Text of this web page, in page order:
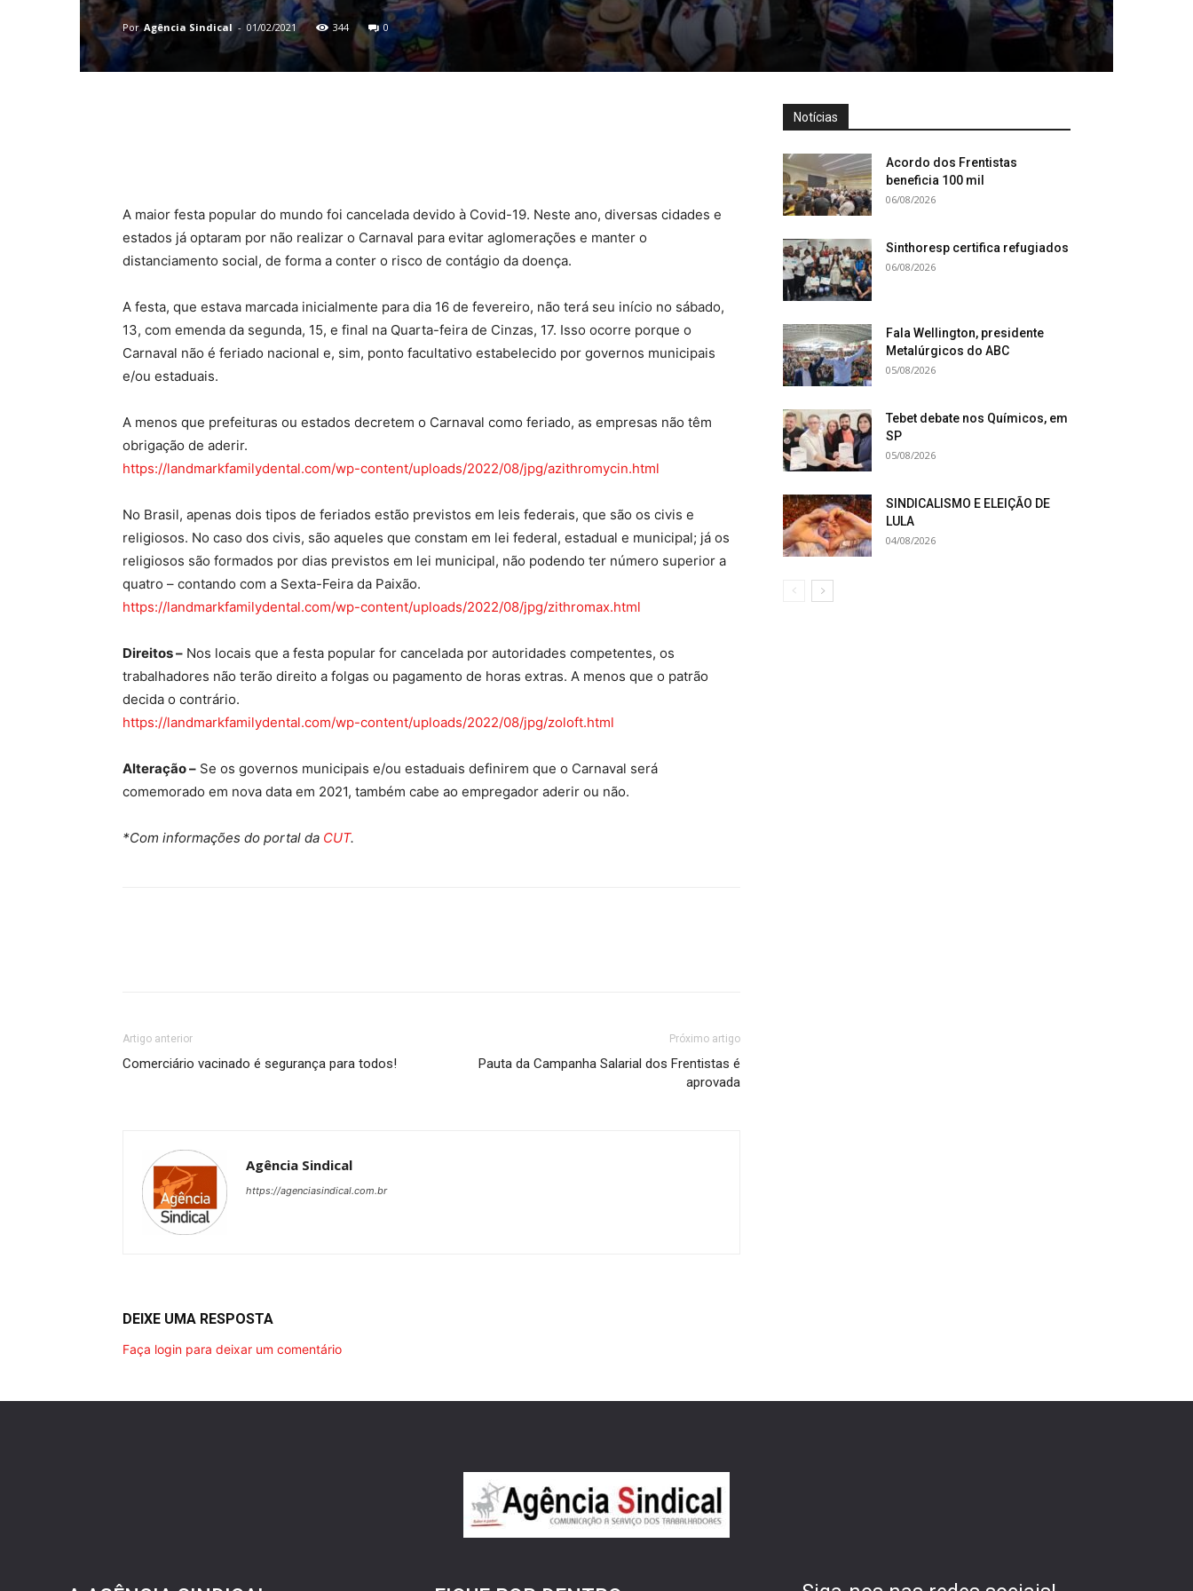
Por Agência Sindical - 01/02/2021 344 0
A maior festa popular do mundo foi cancelada devido à Covid-19. Neste ano, diversas cidades e
estados já optaram por não realizar o Carnaval para evitar aglomerações e manter o
distanciamento social, de forma a conter o risco de contágio da doença.
A festa, que estava marcada inicialmente para dia 16 de fevereiro, não terá seu início no sábado,
13, com emenda da segunda, 15, e final na Quarta-feira de Cinzas, 17. Isso ocorre porque o
Carnaval não é feriado nacional e, sim, ponto facultativo estabelecido por governos municipais
e/ou estaduais.
A menos que prefeituras ou estados decretem o Carnaval como feriado, as empresas não têm
obrigação de aderir.
https://landmarkfamilydental.com/wp-content/uploads/2022/08/jpg/azithromycin.html
No Brasil, apenas dois tipos de feriados estão previstos em leis federais, que são os civis e
religiosos. No caso dos civis, são aqueles que constam em lei federal, estadual e municipal; já os
religiosos são formados por dias previstos em lei municipal, não podendo ter número superior a
quatro – contando com a Sexta-Feira da Paixão.
https://landmarkfamilydental.com/wp-content/uploads/2022/08/jpg/zithromax.html
Direitos – Nos locais que a festa popular for cancelada por autoridades competentes, os
trabalhadores não terão direito a folgas ou pagamento de horas extras. A menos que o patrão
decida o contrário.
https://landmarkfamilydental.com/wp-content/uploads/2022/08/jpg/zoloft.html
Alteração – Se os governos municipais e/ou estaduais definirem que o Carnaval será
comemorado em nova data em 2021, também cabe ao empregador aderir ou não.
*Com informações do portal da CUT.
Artigo anterior
Comerciário vacinado é segurança para todos!
Próximo artigo
Pauta da Campanha Salarial dos Frentistas é
aprovada
Agência Sindical
https://agenciasindical.com.br
DEIXE UMA RESPOSTA
Faça login para deixar um comentário
Notícias
Acordo dos Frentistas
beneficia 100 mil
06/08/2026
Sinthoresp certifica refugiados
06/08/2026
Fala Wellington, presidente
Metalúrgicos do ABC
05/08/2026
Tebet debate nos Químicos, em
SP
05/08/2026
SINDICALISMO E ELEIÇÃO DE
LULA
04/08/2026